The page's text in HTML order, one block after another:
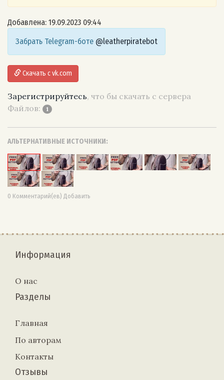
Добавлена: 19.09.2023 09:44
Забрать Telegram-боте @leatherpiratebot
Скачать с vk.com
Зарегистрируйтесь, что бы скачать с сервера
Файлов:
1
АЛЬТЕРНАТИВНЫЕ ИСТОЧНИКИ:
0 Комментарий(ев) Добавить
Информация
О нас
Разделы
Главная
По авторам
Контакты
Отзывы